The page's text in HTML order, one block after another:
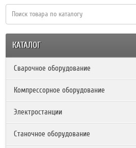
КАТАЛОГ
Сварочное оборудование
Компрессорное оборудование
Электростанции
Станочное оборудование